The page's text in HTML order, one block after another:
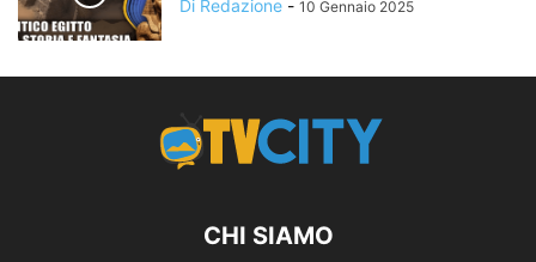
Di Redazione - 10 Gennaio 2025
CHI SIAMO